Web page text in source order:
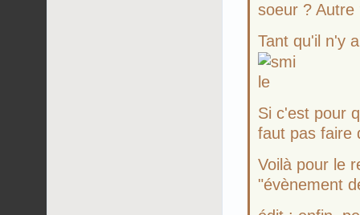
soeur ? Autre
Tant qu'il n'y
Si c'est pour
faut pas faire
Voilà pour le
"évènement